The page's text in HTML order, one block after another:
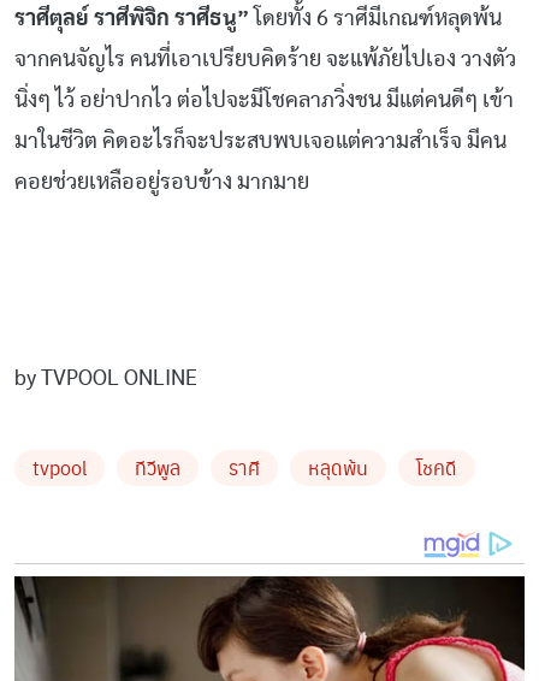
ราศีตุลย์ ราศีพิจิก ราศีธนู” โดยทั้ง 6 ราศีมีเกณฑ์หลุดพ้น
จากคนจัญไร คนที่เอาเปรียบคิดร้าย จะแพ้ภัยไปเอง วางตัว
นิ่งๆ ไว้ อย่าปากไว ต่อไปจะมีโชคลาภวิ่งชน มีแต่คนดีๆ เข้า
มาในชีวิต คิดอะไรก็จะประสบพบเจอแต่ความสำเร็จ มีคน
คอยช่วยเหลืออยู่รอบข้าง มากมาย
by TVPOOL ONLINE
tvpool ทีวีพูล ราศี หลุดพ้น โชคดี